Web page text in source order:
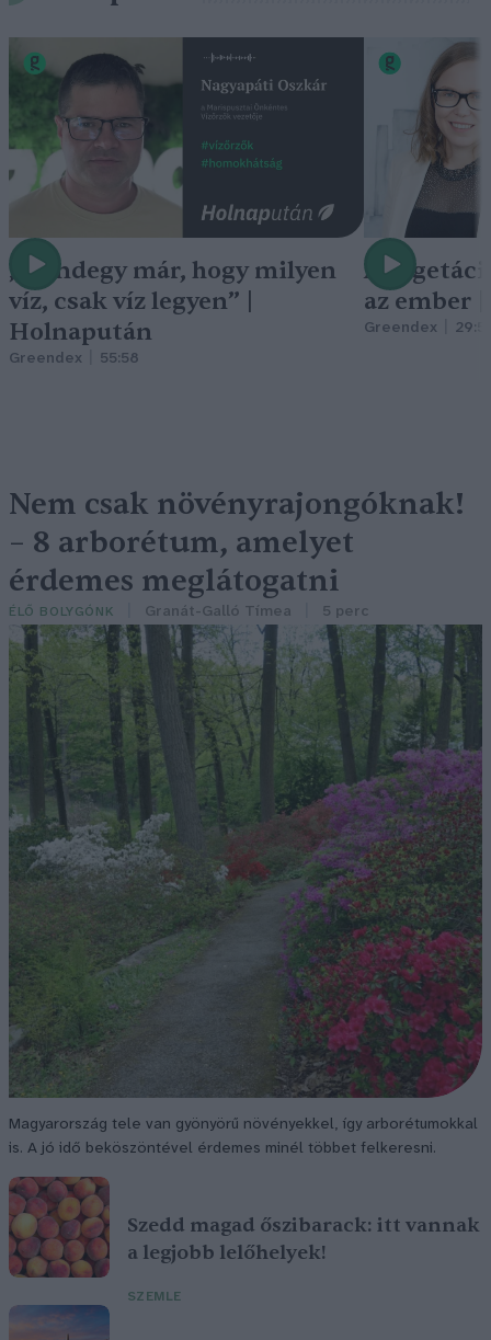
„Mindegy már, hogy milyen
víz, csak víz legyen” |
Holnapután
Greendex 55:58
A
az ember
Greendex
Nem csak növényrajongóknak!
– 8 arborétum, amelyet
érdemes meglátogatni
ÉLŐ BOLYGÓNK Granát-Galló Tímea 5 perc
Magyarország tele van gyönyörű növényekkel, így arborétumokkal
is. A jó idő beköszöntével érdemes minél többet felkeresni.
Szedd magad őszibarack: itt vannak
a legjobb lelőhelyek!
SZEMLE